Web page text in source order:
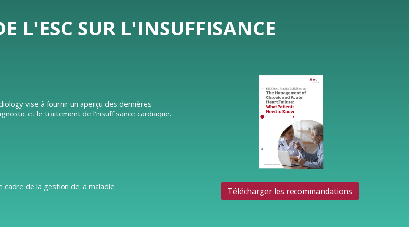
L'ESC SUR L'INSUFFISANCE
vise à fournir un aperçu des dernières
et le traitement de l’insuffisance cardiaque.
cadre de la gestion de la maladie.
Télécharger les recommandations